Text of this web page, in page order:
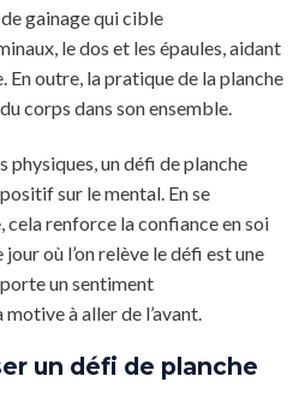
gainage qui cible
le dos et les épaules, aidant
En outre, la pratique de la planche
corps dans son ensemble.
physiques, un défi de planche
sur le mental. En se
renforce la confiance en soi
où l’on relève le défi est une
un sentiment
à aller de l’avant.
un défi de planche